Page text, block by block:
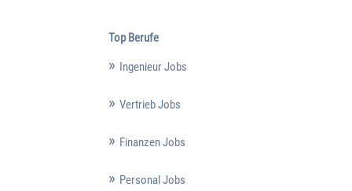
Top Berufe
Ingenieur Jobs
Vertrieb Jobs
Finanzen Jobs
Personal Jobs